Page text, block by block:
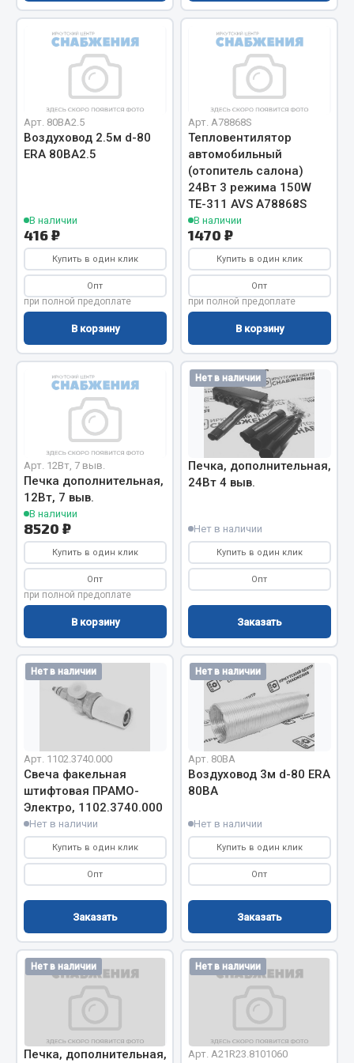
Весь раздел
Цепи подъёмные
Весь раздел
РТИ
Лента конвейерная
Манжеты
Паронит
Прокладки
Рукава высокого давления
Показать ещё
Весь раздел
Автомобильная электрика
Автолампы
Блоки реле и предохранителей
Вилки нагрузочные
Выключатели и переключатели клавишные
Выключатели кнопочные
Выключатель массы
Показать ещё
Весь раздел
Запчасти на полуприцепы
Амортизаторы для полуприцепов
Весь раздел
Запчасти КамАЗ
Двигатель
Система питания
Система выпуска газа
Система охлаждения
Сцепление
Показать ещё
Арт. 80ВА2.5
Воздуховод 2.5м d-80
ERA 80ВА2.5
В наличии
416 ₽
Купить в один клик
Опт
при полной предоплате
В корзину
Арт. A78868S
Тепловентилятор
автомобильный
(отопитель салона)
24Вт 3 режима 150W
TE-311 AVS A78868S
В наличии
1470 ₽
Купить в один клик
Опт
при полной предоплате
В корзину
Арт. 12Вт, 7 выв.
Печка дополнительная,
12Вт, 7 выв.
В наличии
8520 ₽
Купить в один клик
Опт
при полной предоплате
В корзину
Нет в наличии
Печка, дополнительная,
24Вт 4 выв.
Нет в наличии
Купить в один клик
Опт
Заказать
Нет в наличии
Арт. 1102.3740.000
Свеча факельная
штифтовая ПРАМО-
Электро, 1102.3740.000
Нет в наличии
Купить в один клик
Опт
Заказать
Нет в наличии
Арт. 80ВА
Воздуховод 3м d-80 ERA
80ВА
Нет в наличии
Купить в один клик
Опт
Заказать
Нет в наличии
Печка, дополнительная,
Нет в наличии
Арт. A21R23.8101060